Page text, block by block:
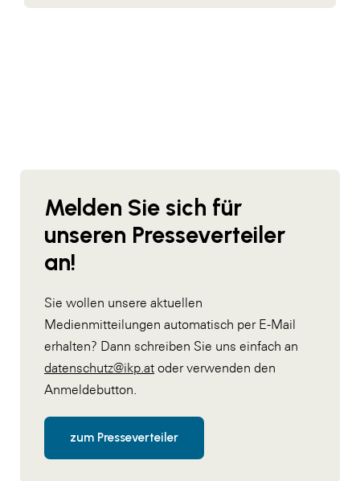
Melden Sie sich für
unseren Presseverteiler
an!
Sie wollen unsere aktuellen
Medienmitteilungen automatisch per E-Mail
erhalten? Dann schreiben Sie uns einfach an
datenschutz@ikp.at oder verwenden den
Anmeldebutton.
zum Presseverteiler